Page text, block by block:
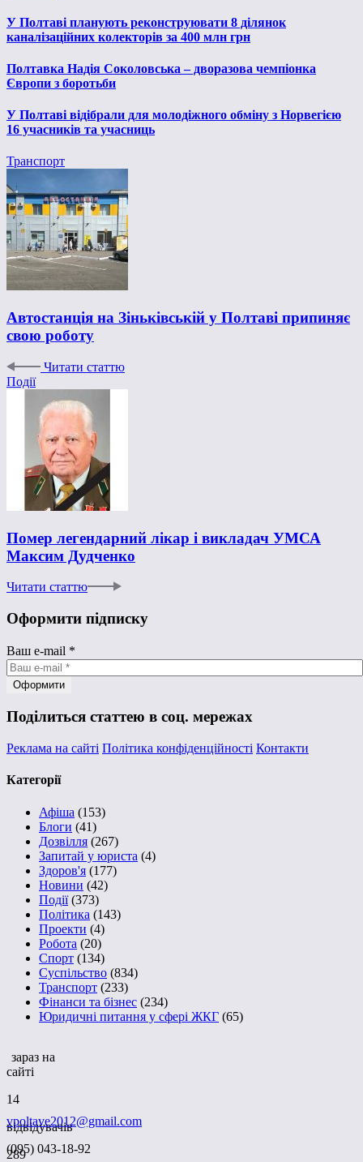
У Полтаві планують реконструювати 8 ділянок
каналізаційних колекторів за 400 млн грн
Полтавка Надія Соколовська – дворазова чемпіонка
Європи з боротьби
У Полтаві відібрали для молодіжного обміну з Норвегією
16 учасників та учасниць
Транспорт
Автостанція на Зіньківській у Полтаві припиняє
свою роботу
Читати статтю
Події
Помер легендарний лікар і викладач УМСА
Максим Дудченко
Читати статтю
Оформити підписку
Ваш e-mail *
Поділиться статтею в соц. мережах
Реклама на сайті Політика конфіденційності Контакти
Категорії
Афіша (153)
Блоги (41)
Дозвілля (267)
Запитай у юриста (4)
Здоров'я (177)
Новини (42)
Події(373)
Політика (143)
Проекти (4)
Робота (20)
Спорт (134)
Суспільство (834)
Транспорт (233)
Фінанси та бізнес (234)
Юридичні питання у сфері ЖКГ (65)
зараз на
сайті
14
відвідувачів
289
vpoltave2012@gmail.com
(095) 043-18-92